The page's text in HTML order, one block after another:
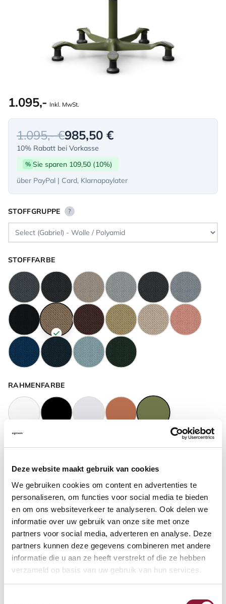
Deze website maakt gebruik van cookies
We gebruiken cookies om content en advertenties te
personaliseren, om functies voor social media te bieden
en om ons websiteverkeer te analyseren. Ook delen we
informatie over uw gebruik van onze site met onze
partners voor social media, adverteren en analyse. Deze
partners kunnen deze gegevens combineren met andere
informatie die u aan ze heeft verstrekt of die ze hebben
verzameld op basis van uw gebruik van hun services.
1.095,- Inkl. MwSt.
1.095,- €985,50 €
10% Rabatt bei Vorkasse
% Sie sparen 109,50 (10%)
über PayPal | Card, Klarnapaylater
STOFFGRUPPE ?
STOFFFARBE
RAHMENFARBE
GASFEDERHÖHE
BODENKONTAKT
FUSSRING ?